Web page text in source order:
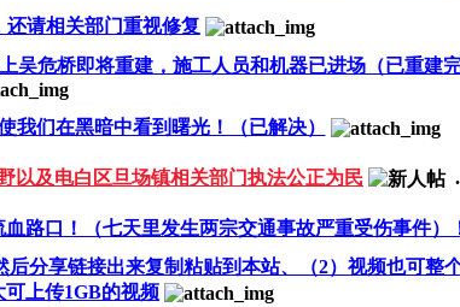
请相关部门重视修复
吴危桥即将重建，施工人员和机器已进场（已重建完
我们在黑暗中看到曙光！（已解决）
以及电白区旦场镇相关部门执法公正为民
路口！（七天里发生两宗交通事故严重受伤事件）
分享链接出来复制粘贴到本站、（2）视频也可整
上传1GB的视频